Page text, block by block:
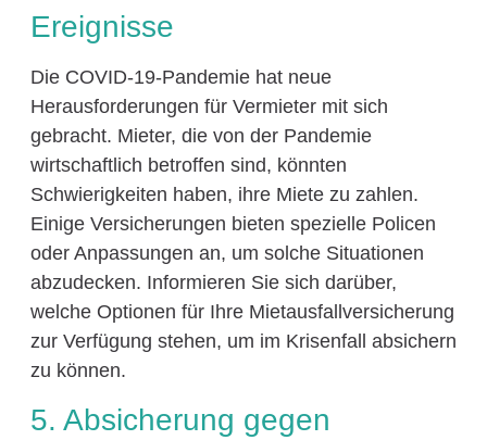
Ereignisse
Die COVID-19-Pandemie hat neue
Herausforderungen für Vermieter mit sich
gebracht. Mieter, die von der Pandemie
wirtschaftlich betroffen sind, könnten
Schwierigkeiten haben, ihre Miete zu zahlen.
Einige Versicherungen bieten spezielle Policen
oder Anpassungen an, um solche Situationen
abzudecken. Informieren Sie sich darüber,
welche Optionen für Ihre Mietausfallversicherung
zur Verfügung stehen, um im Krisenfall absichern
zu können.
5. Absicherung gegen